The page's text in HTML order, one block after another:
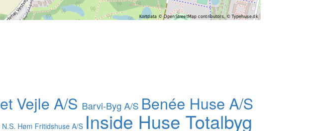
Vejle A/S Barvi-Byg A/S Benée Huse A/S
N.S. Høm Fritidshuse A/S Inside Huse Totalbyg